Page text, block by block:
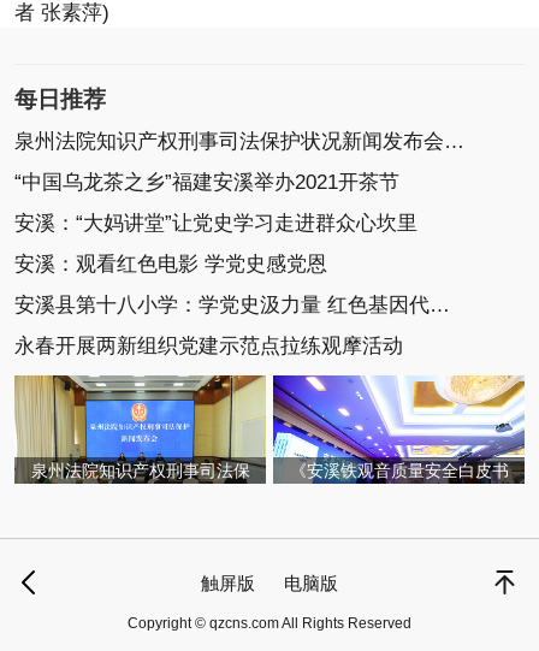
者 张素萍)
每日推荐
泉州法院知识产权刑事司法保护状况新闻发布会召开
“中国乌龙茶之乡”福建安溪举办2021开茶节
安溪：“大妈讲堂”让党史学习走进群众心坎里
安溪：观看红色电影 学党史感党恩
安溪县第十八小学：学党史汲力量 红色基因代代传
永春开展两新组织党建示范点拉练观摩活动
泉州法院知识产权刑事司法保 《安溪铁观音质量安全白皮书
触屏版 电脑版
Copyright © qzcns.com All Rights Reserved